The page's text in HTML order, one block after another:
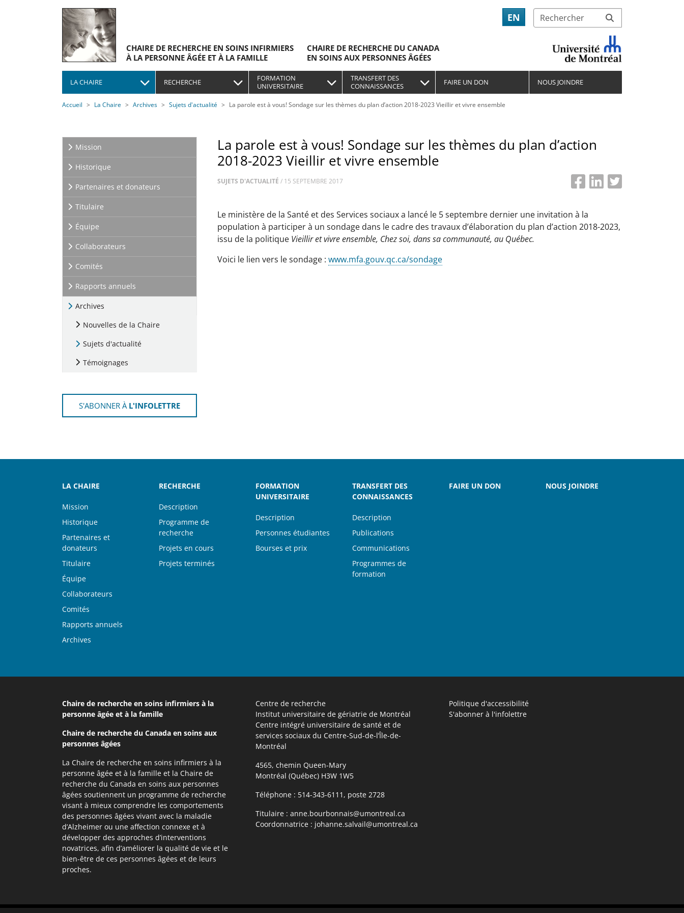
Skip to main navigation
Skip to main content
Skip to page footer
CHAIRE DE RECHERCHE EN SOINS INFIRMIERS
À LA PERSONNE ÂGÉE ET À LA FAMILLE
CHAIRE DE RECHERCHE DU CANADA
EN SOINS AUX PERSONNES ÂGÉES
EN
LA CHAIRE RECHERCHE
FORMATION
UNIVERSITAIRE
TRANSFERT DES
CONNAISSANCES
FAIRE UN DON NOUS JOINDRE
You are here:
Accueil La Chaire Archives Sujets d'actualité La parole est à vous! Sondage sur les thèmes du plan d’action 2018-2023 Vieillir et vivre ensemble
Mission
Historique
Partenaires et donateurs
Titulaire
Équipe
Collaborateurs
Comités
Rapports annuels
Archives
Nouvelles de la Chaire
Sujets d'actualité
Témoignages
S'ABONNER À L'INFOLETTRE
La parole est à vous! Sondage sur les thèmes du plan d’action
2018-2023 Vieillir et vivre ensemble
SUJETS D'ACTUALITÉ / 15 SEPTEMBRE 2017
Le ministère de la Santé et des Services sociaux a lancé le 5 septembre dernier une invitation à la
population à participer à un sondage dans le cadre des travaux d’élaboration du plan d’action 2018-2023,
issu de la politique Vieillir et vivre ensemble, Chez soi, dans sa communauté, au Québec.
Voici le lien vers le sondage : www.mfa.gouv.qc.ca/sondage
LA CHAIRE
Mission
Historique
Partenaires et
donateurs
Titulaire
Équipe
Collaborateurs
Comités
Rapports annuels
Archives
RECHERCHE
Description
Programme de
recherche
Projets en cours
Projets terminés
FORMATION
UNIVERSITAIRE
Description
Personnes étudiantes
Bourses et prix
TRANSFERT DES
CONNAISSANCES
Description
Publications
Communications
Programmes de
formation
FAIRE UN DON NOUS JOINDRE
Chaire de recherche en soins infirmiers à la
personne âgée et à la famille
Chaire de recherche du Canada en soins aux
personnes âgées
La Chaire de recherche en soins infirmiers à la
personne âgée et à la famille et la Chaire de
recherche du Canada en soins aux personnes
âgées soutiennent un programme de recherche
visant à mieux comprendre les comportements
des personnes âgées vivant avec la maladie
d’Alzheimer ou une affection connexe et à
développer des approches d’interventions
novatrices, afin d’améliorer la qualité de vie et le
bien-être de ces personnes âgées et de leurs
proches.
Centre de recherche
Institut universitaire de gériatrie de Montréal
Centre intégré universitaire de santé et de
services sociaux du Centre-Sud-de-l’Île-de-
Montréal
4565, chemin Queen-Mary
Montréal (Québec) H3W 1W5
Téléphone : 514-343-6111, poste 2728
Titulaire : anne.bourbonnais@umontreal.ca
Coordonnatrice : johanne.salvail@umontreal.ca
Politique d'accessibilité
S'abonner à l'infolettre